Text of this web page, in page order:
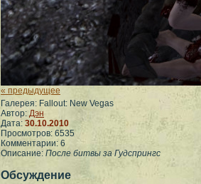
« предыдущее
Галерея: Fallout: New Vegas
Автор: Дэн
Дата: 30.10.2010
Просмотров: 6535
Комментарии: 6
Описание: После битвы за Гудспрингс
Обсуждение